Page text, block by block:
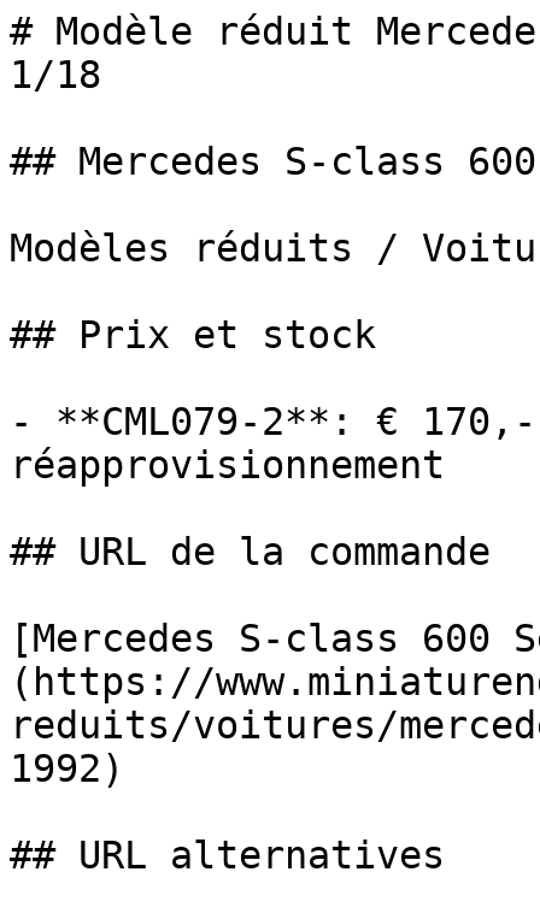
# Modèle réduit
1/18
## Mercedes S-class
Modèles réduits /
## Prix et stock
- **CML079-2**: €
réapprovisionnement
## URL de la commande
[Mercedes S-class 600
(https://
reduits/voitures/
1992)
## URL alternatives